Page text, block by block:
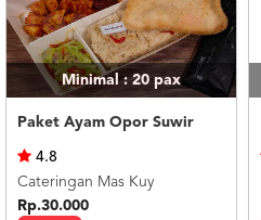
021
5091
3494
LOGIN
DAFTARMinimal : 20pax
Paket Ayam Opor Suwir
4.8
Cateringan Mas Kuy
Rp.30.000